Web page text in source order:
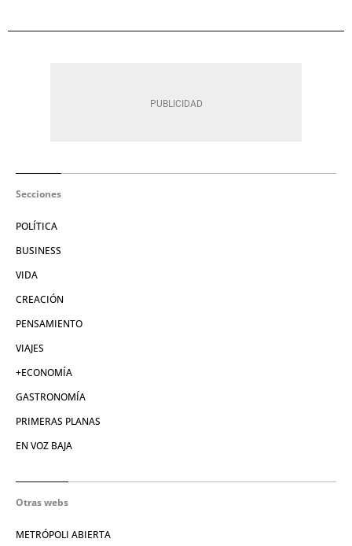
Secciones
POLÍTICA
BUSINESS
VIDA
CREACIÓN
PENSAMIENTO
VIAJES
+ECONOMÍA
GASTRONOMÍA
PRIMERAS PLANAS
EN VOZ BAJA
Otras webs
METRÓPOLI ABIERTA